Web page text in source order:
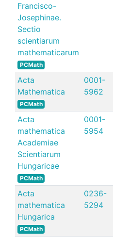
Francisco-
Josephinae.
Sectio
scientiarum
mathematicarum
PCMath
Acta
Mathematica
PCMath
0001-
5962
Acta
mathematica
Academiae
Scientiarum
Hungaricae
PCMath
0001-
5954
Acta
mathematica
Hungarica
PCMath
0236-
5294